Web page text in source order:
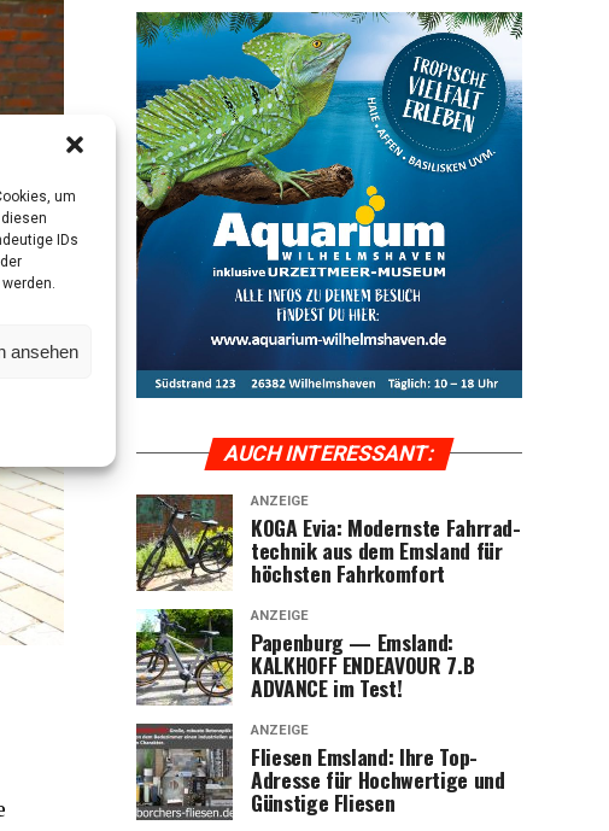
um
IDs
ansehen
AUCH INTER­ES­SANT:
ANZEIGE
KOGA Evia: Moderns­te Fahr­rad­
tech­nik aus dem Ems­land für
höchs­ten Fahrkomfort
ANZEIGE
Papen­burg — Ems­land:
KALKHOFF ENDEAVOUR 7.B
ADVANCE im Test!
ANZEIGE
Flie­sen Ems­land: Ihre Top-
Adres­se für Hoch­wer­ti­ge und
Güns­ti­ge Fliesen